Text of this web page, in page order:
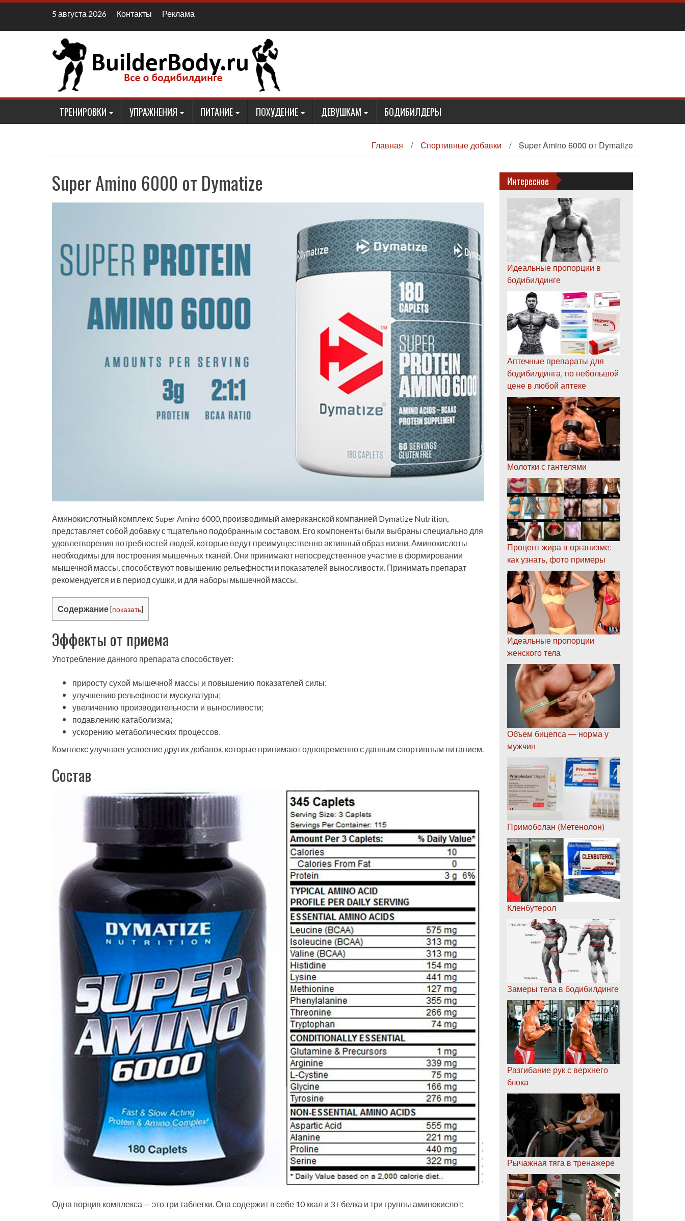
Наверх
5 августа 2026 Контакты Реклама
ТРЕНИРОВКИ УПРАЖНЕНИЯ ПИТАНИЕ ПОХУДЕНИЕ ДЕВУШКАМ БОДИБИЛДЕРЫ
Главная / Спортивные добавки / Super Amino 6000 от Dymatize
Super Amino 6000 от Dymatize
Аминокислотный комплекс Super Amino 6000, производимый американской компанией Dymatize Nutrition,
представляет собой добавку с тщательно подобранным составом. Его компоненты были выбраны специально для
удовлетворения потребностей людей, которые ведут преимущественно активный образ жизни. Аминокислоты
необходимы для построения мышечных тканей. Они принимают непосредственное участие в формировании
мышечной массы, способствуют повышению рельефности и показателей выносливости. Принимать препарат
рекомендуется и в период сушки, и для наборы мышечной массы.
Содержание [показать]
Эффекты от приема
Употребление данного препарата способствует:
приросту сухой мышечной массы и повышению показателей силы;
улучшению рельефности мускулатуры;
увеличению производительности и выносливости;
подавлению катаболизма;
ускорению метаболических процессов.
Комплекс улучшает усвоение других добавок, которые принимают одновременно с данным спортивным питанием.
Состав
Одна порция комплекса — это три таблетки. Она содержит в себе 10 ккал и 3 г белка и три группы аминокислот:
Интересное
Идеальные пропорции в
бодибилдинге
Аптечные препараты для
бодибилдинга, по небольшой
цене в любой аптеке
Молотки с гантелями
Процент жира в организме:
как узнать, фото примеры
Идеальные пропорции
женского тела
Объем бицепса — норма у
мужчин
Примоболан (Метенолон)
Кленбутерол
Замеры тела в бодибилдинге
Разгибание рук с верхнего
блока
Рычажная тяга в тренажере